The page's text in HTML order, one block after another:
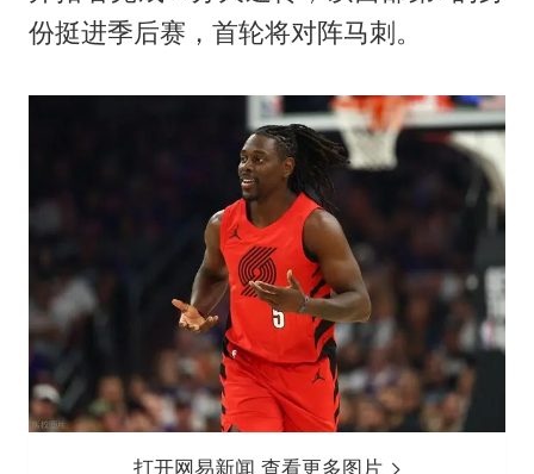
份挺进季后赛，首轮将对阵马刺。
打开网易新闻 查看更多图片